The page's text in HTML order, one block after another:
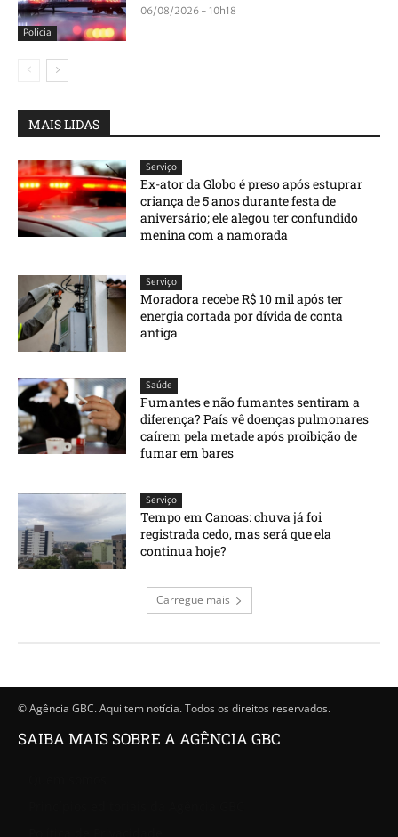
Polícia
06/08/2026 - 10h18
MAIS LIDAS
Serviço
Ex-ator da Globo é preso após estuprar
criança de 5 anos durante festa de
aniversário; ele alegou ter confundido
menina com a namorada
Serviço
Moradora recebe R$ 10 mil após ter
energia cortada por dívida de conta
antiga
Saúde
Fumantes e não fumantes sentiram a
diferença? País vê doenças pulmonares
caírem pela metade após proibição de
fumar em bares
Serviço
Tempo em Canoas: chuva já foi
registrada cedo, mas será que ela
continua hoje?
Carregue mais
© Agência GBC. Aqui tem notícia. Todos os direitos reservados.
SAIBA MAIS SOBRE A AGÊNCIA GBC